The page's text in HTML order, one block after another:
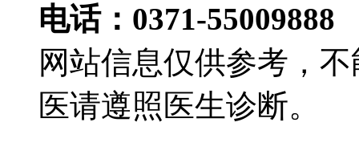
电话：0371-55009888
网站信息仅供参考，
医请遵照医生诊断。